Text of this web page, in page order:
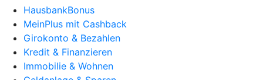
HausbankBonus
MeinPlus mit Cashback
Girokonto & Bezahlen
Kredit & Finanzieren
Immobilie & Wohnen